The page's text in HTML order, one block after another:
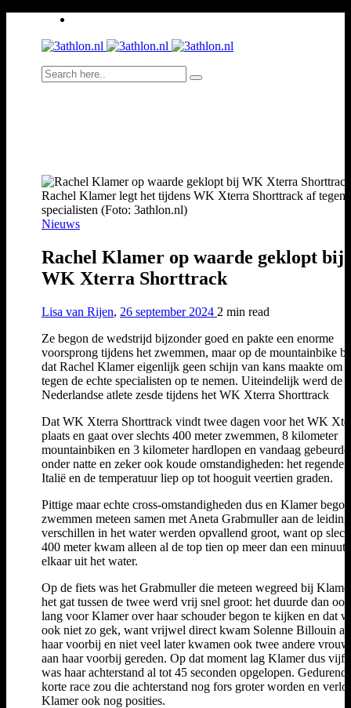
Rachel Klamer legt het tijdens WK Xterra Shorttrack af tegen
specialisten (Foto: 3athlon.nl)
Nieuws
Rachel Klamer op waarde geklopt bij
WK Xterra Shorttrack
Lisa van Rijen, 26 september 2024 2 min read
Ze begon de wedstrijd bijzonder goed en pakte een enorme
voorsprong tijdens het zwemmen, maar op de mountainbike
dat Rachel Klamer eigenlijk geen schijn van kans maakte om
tegen de echte specialisten op te nemen. Uiteindelijk werd de
Nederlandse atlete zesde tijdens het WK Xterra Shorttrack
Dat WK Xterra Shorttrack vindt twee dagen voor het WK
plaats en gaat over slechts 400 meter zwemmen, 8 kilometer
mountainbiken en 3 kilometer hardlopen en vandaag
onder natte en zeker ook koude omstandigheden: het regende
Italië en de temperatuur liep op tot hooguit veertien graden.
Pittige maar echte cross-omstandigheden dus en Klamer
zwemmen meteen samen met Aneta Grabmuller aan de
verschillen in het water werden opvallend groot, want op
400 meter kwam alleen al de top tien op meer dan een minuut
elkaar uit het water.
Op de fiets was het Grabmuller die meteen wegreed bij
het gat tussen de twee werd vrij snel groot: het duurde dan
lang voor Klamer over haar schouder begon te kijken en dat
ook niet zo gek, want vrijwel direct kwam Solenne Billouin
haar voorbij en niet veel later kwamen ook twee andere
aan haar voorbij gereden. Op dat moment lag Klamer dus
was haar achterstand al tot 45 seconden opgelopen.
korte race zou die achterstand nog fors groter worden en
Klamer ook nog posities.